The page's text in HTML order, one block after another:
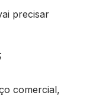
precisar
comercial,